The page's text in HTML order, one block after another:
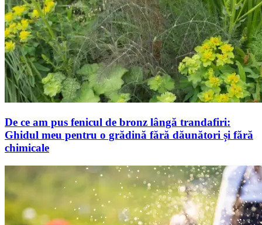
De ce am pus fenicul de bronz lângă trandafiri:
Ghidul meu pentru o grădină fără dăunători și fără
chimicale